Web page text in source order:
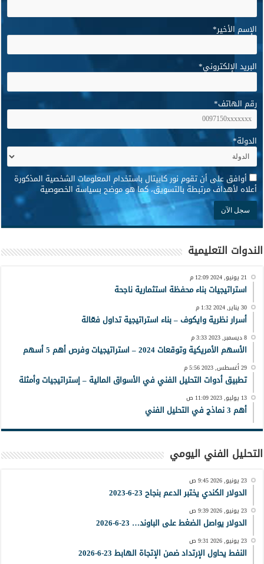
الإسم الأخير*
البريد الإلكتروني*
رقم الهاتف*
الدولة*
* أوافق على أن تقوم نور كابيتال باستخدام المعلومات الشخصية المذكورة
أعلاه لأهداف مرتبطة بالتسويق، كما هو موضح بسياسة الخصوصية
الندوات التعليمية
21 يونيو, 2024 12:09 م
استراتيجيات بناء محفظة استثمارية ناجحة
30 يناير, 2024 1:32 م
أسرار نظرية وايكوف – بناء استراتيجية تداول فعّالة
8 ديسمبر, 2023 3:33 م
الأسهم الأمريكية وتوقعات 2024 – استراتيجيات وفرص أهم 5 أسهم
29 أغسطس, 2023 5:56 م
تطبيق أدوات التحليل الفني في الأسواق المالية – إستراتيجيات وأمثلة
13 يوليو, 2023 11:09 ص
أهم 3 نماذج في التحليل الفني
التحليل الفني اليومي
23 يونيو, 2026 9:45 ص
الدولار الكندي يختبر الدعم بنجاح 23-6-2023
23 يونيو, 2026 9:39 ص
الدولار يواصل الضغط على الباوند… 23-6-2026
23 يونيو, 2026 9:31 ص
النفط يحاول الإرتداد ضمن الإتجاة الهابط 23-6-2026